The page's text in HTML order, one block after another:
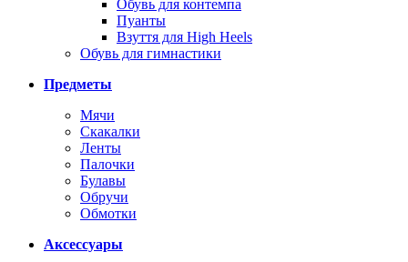
Обувь для контемпа
Пуанты
Взуття для High Heels
Обувь для гимнастики
Предметы
Мячи
Скакалки
Ленты
Палочки
Булавы
Обручи
Обмотки
Аксессуары